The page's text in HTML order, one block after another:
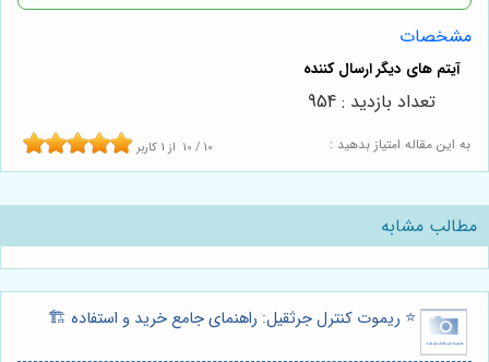
مشخصات
به این مقاله امتیاز بدهید : 10 / 10 از 1 کاربر
تعداد بازدید : 954
مطالب مشابه
⭐️ ریموت کنترل جرثقیل: راهنمای جامع خرید و استفاده 🏗️